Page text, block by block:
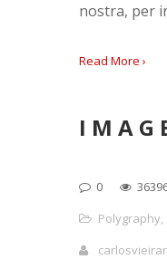
nostra, per
Read More ›
0
Polygraphy,